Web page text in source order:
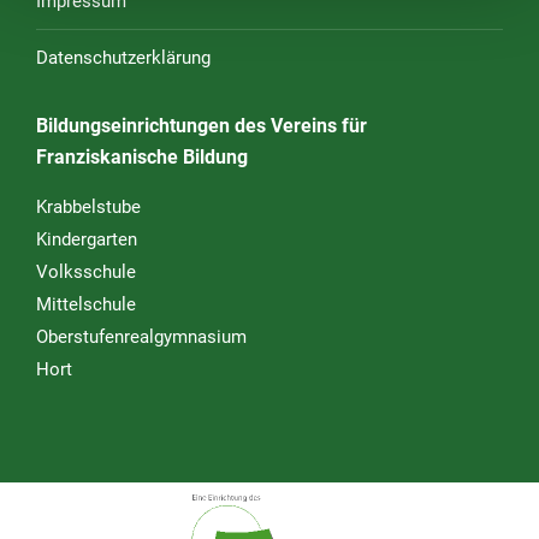
Datenschutzerklärung
Bildungseinrichtungen des Vereins für
Franziskanische Bildung
Krabbelstube
Kindergarten
Volksschule
Mittelschule
Oberstufenrealgymnasium
Hort